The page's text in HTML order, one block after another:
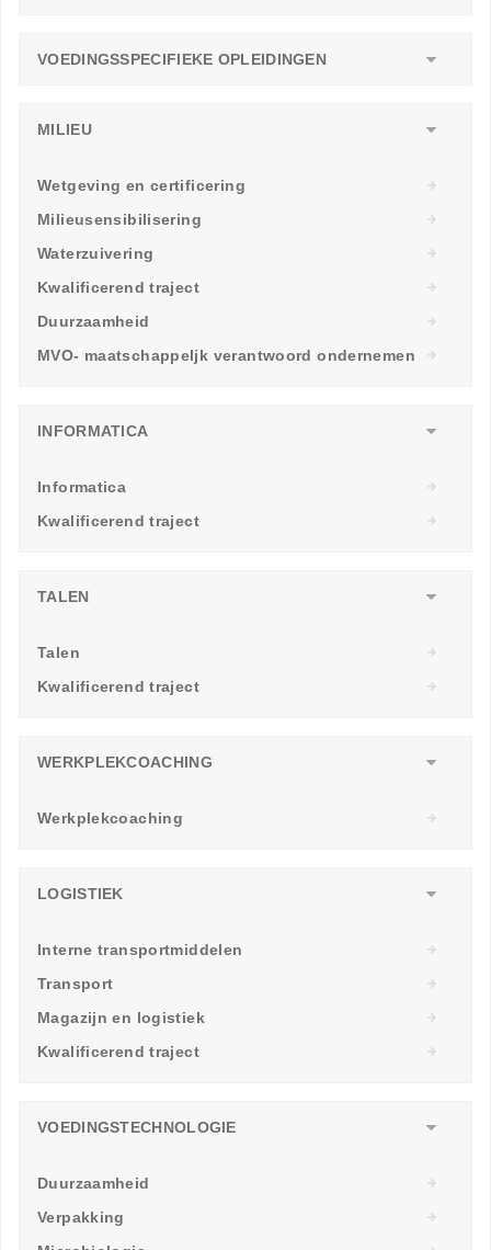
VOEDINGSSPECIFIEKE OPLEIDINGEN
MILIEU
Wetgeving en certificering
Milieusensibilisering
Waterzuivering
Kwalificerend traject
Duurzaamheid
MVO- maatschappeljk verantwoord ondernemen
INFORMATICA
Informatica
Kwalificerend traject
TALEN
Talen
Kwalificerend traject
WERKPLEKCOACHING
Werkplekcoaching
LOGISTIEK
Interne transportmiddelen
Transport
Magazijn en logistiek
Kwalificerend traject
VOEDINGSTECHNOLOGIE
Duurzaamheid
Verpakking